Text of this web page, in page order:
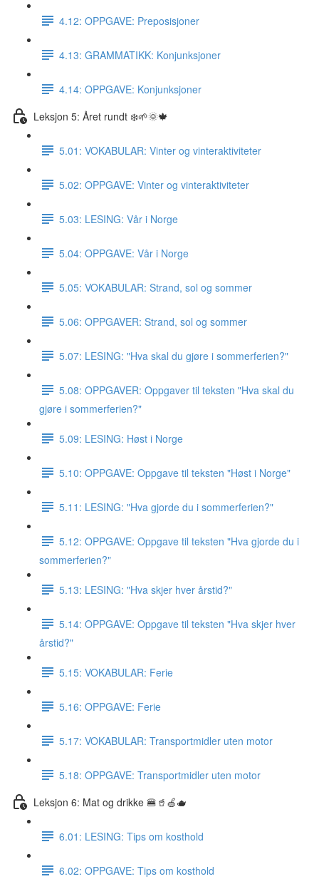
4.12: OPPGAVE: Preposisjoner
4.13: GRAMMATIKK: Konjunksjoner
4.14: OPPGAVE: Konjunksjoner
Leksjon 5: Året rundt ❄️🌱🌞🍁
5.01: VOKABULAR: Vinter og vinteraktiviteter
5.02: OPPGAVE: Vinter og vinteraktiviteter
5.03: LESING: Vår i Norge
5.04: OPPGAVE: Vår i Norge
5.05: VOKABULAR: Strand, sol og sommer
5.06: OPPGAVER: Strand, sol og sommer
5.07: LESING: "Hva skal du gjøre i sommerferien?"
5.08: OPPGAVER: Oppgaver til teksten "Hva skal du
gjøre i sommerferien?"
5.09: LESING: Høst i Norge
5.10: OPPGAVE: Oppgave til teksten "Høst i Norge"
5.11: LESING: "Hva gjorde du i sommerferien?"
5.12: OPPGAVE: Oppgave til teksten "Hva gjorde du i
sommerferien?"
5.13: LESING: "Hva skjer hver årstid?"
5.14: OPPGAVE: Oppgave til teksten "Hva skjer hver
årstid?"
5.15: VOKABULAR: Ferie
5.16: OPPGAVE: Ferie
5.17: VOKABULAR: Transportmidler uten motor
5.18: OPPGAVE: Transportmidler uten motor
Leksjon 6: Mat og drikke 🍔🥤🍏🫖
6.01: LESING: Tips om kosthold
6.02: OPPGAVE: Tips om kosthold